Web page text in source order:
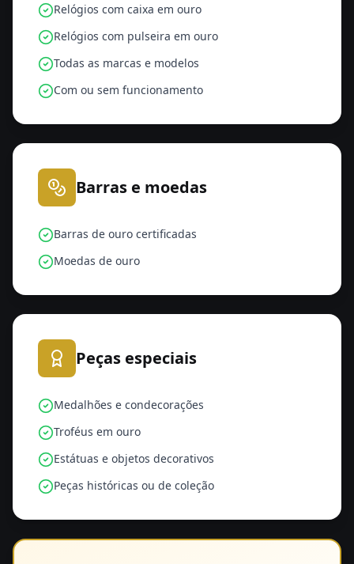
Relógios com caixa em ouro
Relógios com pulseira em ouro
Todas as marcas e modelos
Com ou sem funcionamento
Barras e moedas
Barras de ouro certificadas
Moedas de ouro
Peças especiais
Medalhões e condecorações
Troféus em ouro
Estátuas e objetos decorativos
Peças históricas ou de coleção